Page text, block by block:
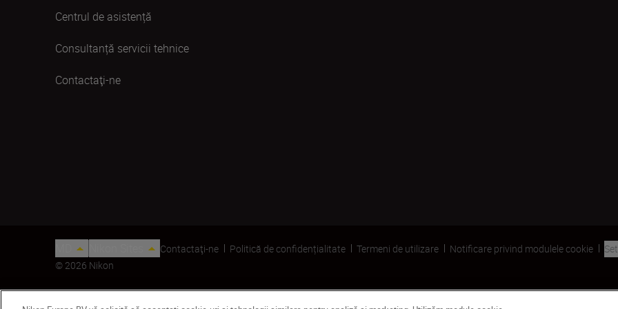
Centrul de asistență
Consultanță servicii tehnice
Contactaţi-ne
Contactaţi-ne Politică de confidențialitate Termeni de utilizare Notificare privind modulele cookie
© 2026 Nikon